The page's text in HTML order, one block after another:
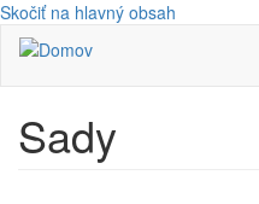
Skočiť na hlavný obsah
Sady